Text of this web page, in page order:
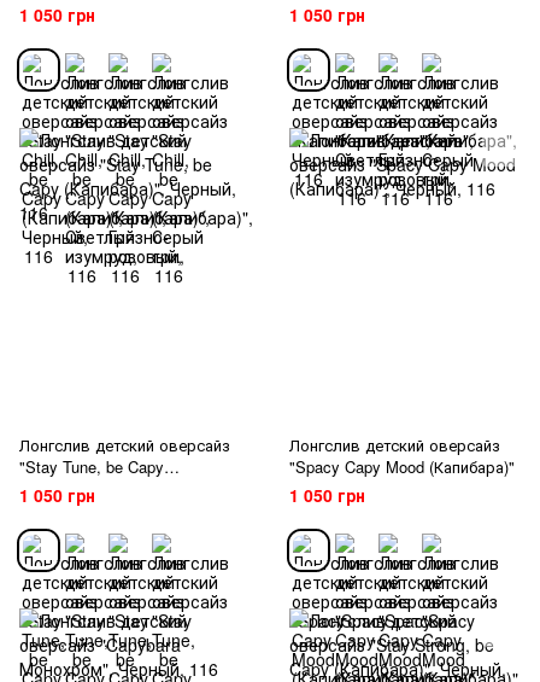
1 050 грн 1 050 грн
Лонгслив детский оверсайз
"Stay Tune, be Capy
(Капибара)"
1 050 грн
Лонгслив детский оверсайз
"Spacy Capy Mood (Капибара)"
1 050 грн